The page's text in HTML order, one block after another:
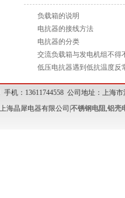
负载箱的说明
电抗器的接线方法
电抗器的分类
交流负载箱与发电机组不得
低压电抗器遇到低抗温度反
手机：13611744558 公司地址：上
海晶犀电器有限公司| 不锈钢电阻,铝壳